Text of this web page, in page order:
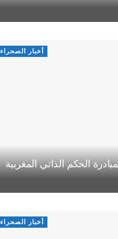
أخبار الصحراء
الحكم الذاتي المغربية
أخبار الصحراء